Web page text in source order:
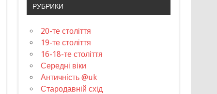
РУБРИКИ
20-те століття
19-те століття
16-18-те століття
Середні віки
Античність @uk
Стародавній схід